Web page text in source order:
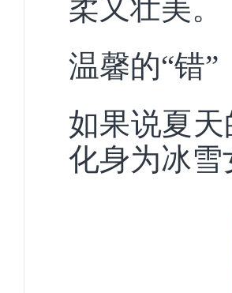
柔又壮美。
温馨的“错”
如果说夏
化身为冰雪